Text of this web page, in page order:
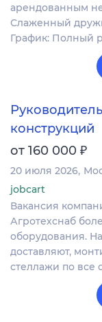
арендованным
Слаженный
График: Полный
конструкций
от 160 000 ₽
20 июля 2026
jobcart
Вакансия
Агротехснаб
оборудования.
доставляют,
стеллажи по все